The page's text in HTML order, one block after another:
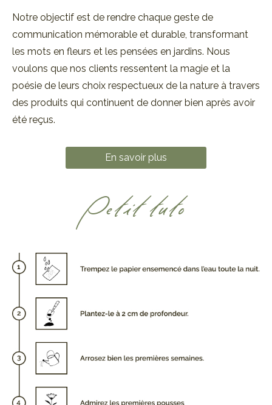
Notre objectif est de rendre chaque geste de
communication mémorable et durable, transformant
les mots en fleurs et les pensées en jardins. Nous
voulons que nos clients ressentent la magie et la
poésie de leurs choix respectueux de la nature à travers
des produits qui continuent de donner bien après avoir
été reçus.
En savoir plus
Petit tuto